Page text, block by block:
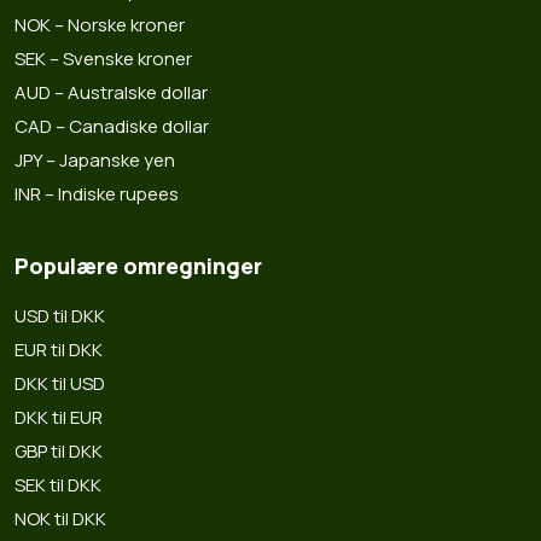
NOK – Norske kroner
SEK – Svenske kroner
AUD – Australske dollar
CAD – Canadiske dollar
JPY – Japanske yen
INR – Indiske rupees
Populære omregninger
USD til DKK
EUR til DKK
DKK til USD
DKK til EUR
GBP til DKK
SEK til DKK
NOK til DKK